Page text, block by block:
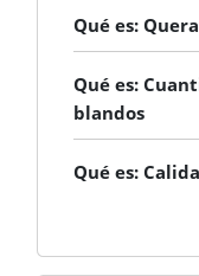
Qué es:
Qué es:
blandos
Qué es: